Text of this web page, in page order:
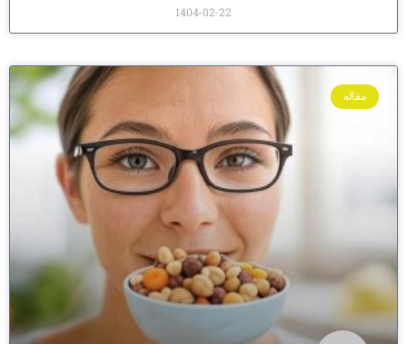
1404-02-22
مقاله